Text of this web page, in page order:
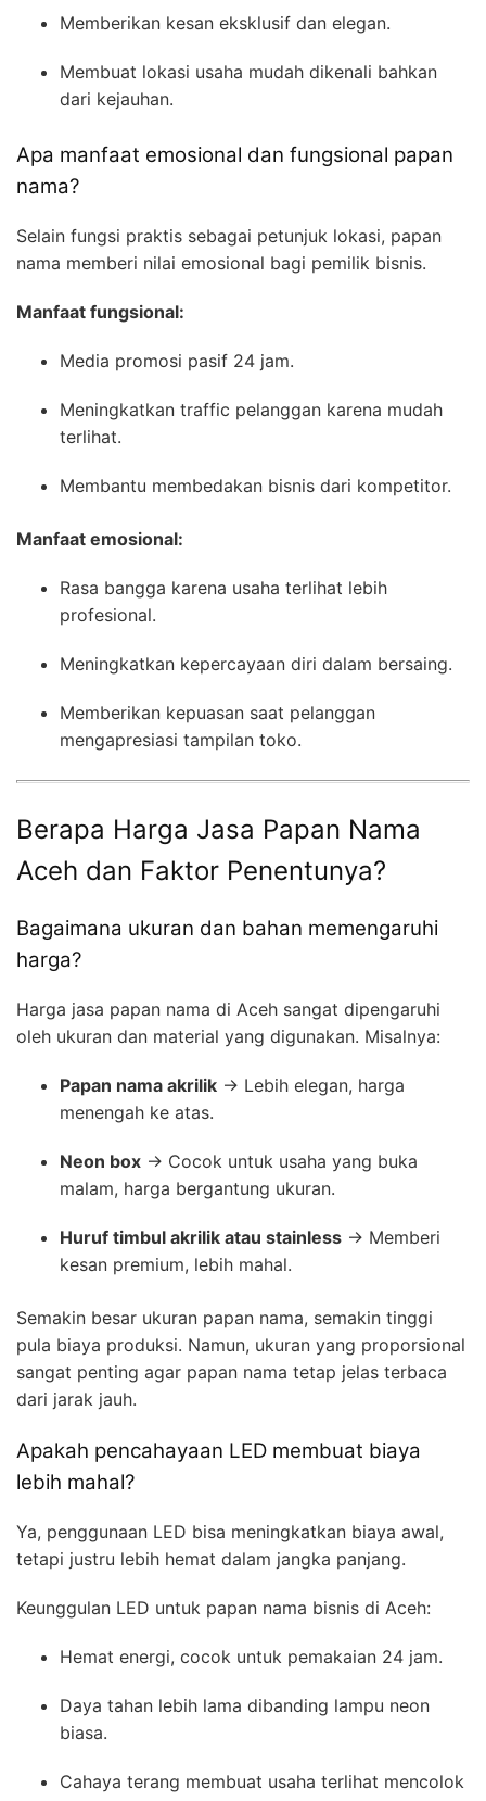
Memberikan kesan eksklusif dan elegan.
Membuat lokasi usaha mudah dikenali bahkan
dari kejauhan.
Apa manfaat emosional dan fungsional papan
nama?
Selain fungsi praktis sebagai petunjuk lokasi, papan
nama memberi nilai emosional bagi pemilik bisnis.
Manfaat fungsional:
Media promosi pasif 24 jam.
Meningkatkan traffic pelanggan karena mudah
terlihat.
Membantu membedakan bisnis dari kompetitor.
Manfaat emosional:
Rasa bangga karena usaha terlihat lebih
profesional.
Meningkatkan kepercayaan diri dalam bersaing.
Memberikan kepuasan saat pelanggan
mengapresiasi tampilan toko.
Berapa Harga Jasa Papan Nama
Aceh dan Faktor Penentunya?
Bagaimana ukuran dan bahan memengaruhi
harga?
Harga jasa papan nama di Aceh sangat dipengaruhi
oleh ukuran dan material yang digunakan. Misalnya:
Papan nama akrilik → Lebih elegan, harga
menengah ke atas.
Neon box → Cocok untuk usaha yang buka
malam, harga bergantung ukuran.
Huruf timbul akrilik atau stainless → Memberi
kesan premium, lebih mahal.
Semakin besar ukuran papan nama, semakin tinggi
pula biaya produksi. Namun, ukuran yang proporsional
sangat penting agar papan nama tetap jelas terbaca
dari jarak jauh.
Apakah pencahayaan LED membuat biaya
lebih mahal?
Ya, penggunaan LED bisa meningkatkan biaya awal,
tetapi justru lebih hemat dalam jangka panjang.
Keunggulan LED untuk papan nama bisnis di Aceh:
Hemat energi, cocok untuk pemakaian 24 jam.
Daya tahan lebih lama dibanding lampu neon
biasa.
Cahaya terang membuat usaha terlihat mencolok